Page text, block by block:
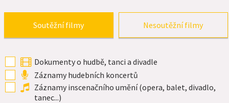
Primary
Soutěžní filmy Nesoutěžní filmy
Dokumenty o hudbě, tanci a divadle
Záznamy hudebních koncertů
Záznamy inscenačního umění (opera, balet, divadlo,
tanec...)